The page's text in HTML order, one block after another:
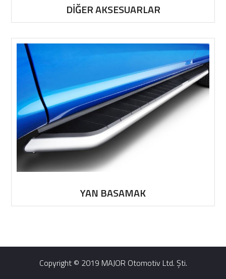
DİĞER AKSESUARLAR
YAN BASAMAK
Copyright © 2019 MAJOR Otomotiv Ltd. Şti.